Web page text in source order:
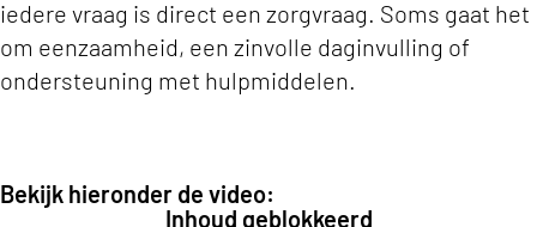
iedere vraag is direct een zorgvraag. Soms gaat het
om eenzaamheid, een zinvolle daginvulling of
ondersteuning met hulpmiddelen.
Bekijk hieronder de video:
Inhoud geblokkeerd